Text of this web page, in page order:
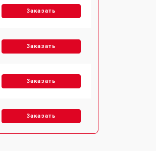
Заказать
Заказать
Заказать
Заказать